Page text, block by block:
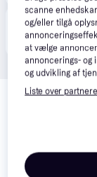
Produktet fås
betalende
scanne
og/eller tilgå
at vælge
annoncerings- og
og udvikling af
Liste over